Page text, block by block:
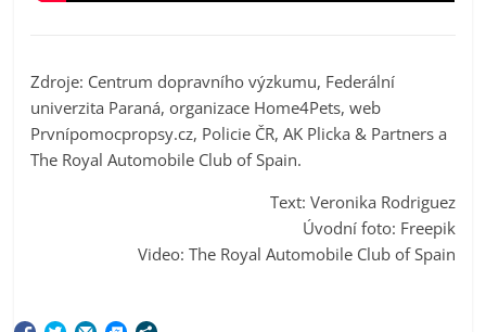
Zdroje: Centrum dopravního výzkumu, Federální
univerzita Paraná, organizace Home4Pets, web
Prvnípomocpropsy.cz, Policie ČR, AK Plicka & Partners a
The Royal Automobile Club of Spain.
Text: Veronika Rodriguez
Úvodní foto: Freepik
Video: The Royal Automobile Club of Spain